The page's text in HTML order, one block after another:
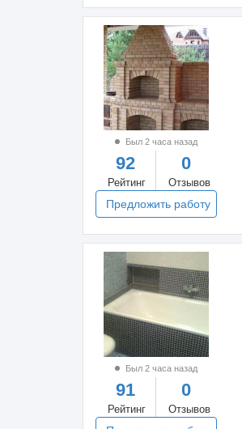
Был 2 часа назад
92
Рейтинг
0
Отзывов
Предложить работу
Был 2 часа назад
91
Рейтинг
0
Отзывов